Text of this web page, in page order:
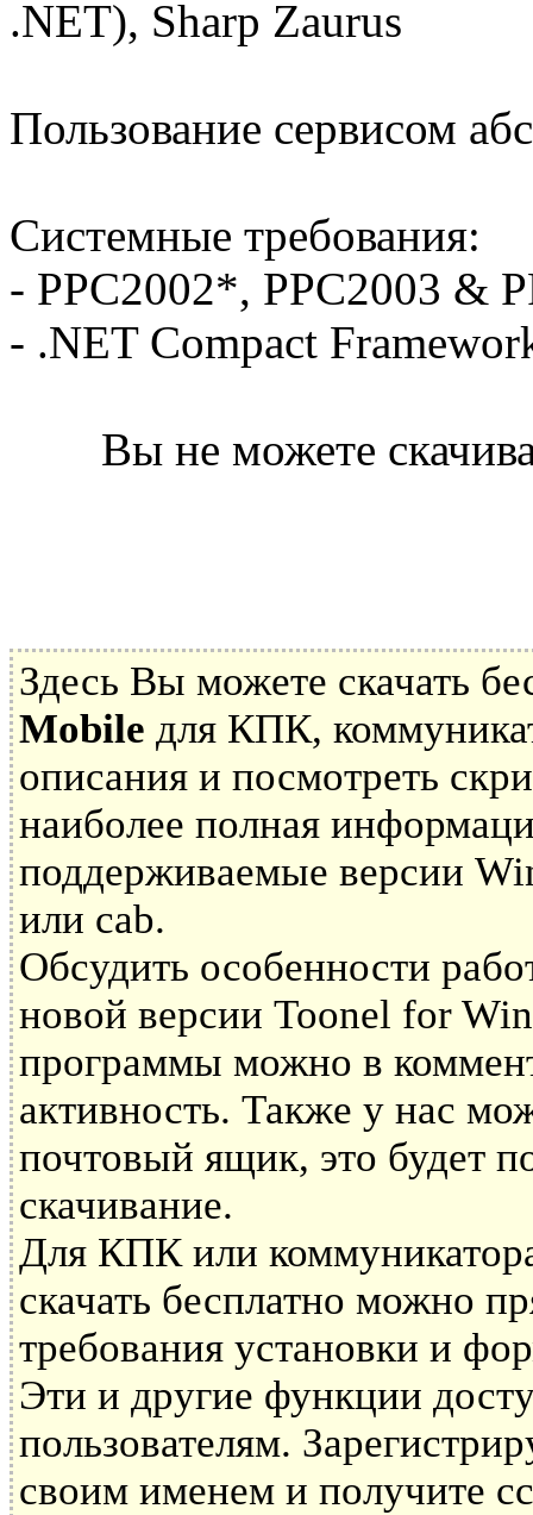
.NET), Sharp Zaurus
Пользование сервисом
Системные требования:
- PPC2002*, PPC2003 &
- .NET Compact
Вы не можете
Здесь Вы можете скачать
Mobile для КПК,
описания и посмотреть
наиболее полная
поддерживаемые версии
или cab.
Обсудить особенности
новой версии Toonel for
программы можно в
активность. Также у нас
почтовый ящик, это будет
скачивание.
Для КПК или
скачать бесплатно можно
требования установки и
Эти и другие функции
пользователям.
своим именем и получите